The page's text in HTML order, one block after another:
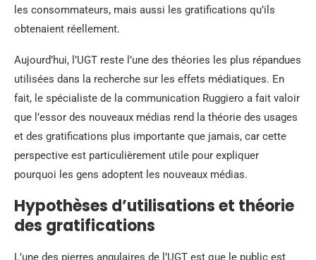
les consommateurs, mais aussi les gratifications qu’ils
obtenaient réellement.
Aujourd’hui, l’UGT reste l’une des théories les plus répandues
utilisées dans la recherche sur les effets médiatiques. En
fait, le spécialiste de la communication Ruggiero a fait valoir
que l’essor des nouveaux médias rend la théorie des usages
et des gratifications plus importante que jamais, car cette
perspective est particulièrement utile pour expliquer
pourquoi les gens adoptent les nouveaux médias.
Hypothèses d’utilisations et théorie
des gratifications
L’une des pierres angulaires de l’UGT est que le public est